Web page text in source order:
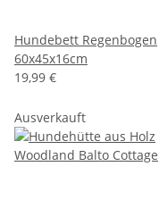
Hundebett Regenbogen
60x45x16cm
19,99 €
Ausverkauft